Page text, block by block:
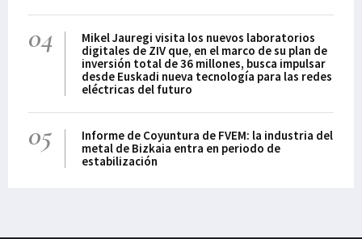
04
Mikel Jauregi visita los nuevos laboratorios
digitales de ZIV que, en el marco de su plan de
inversión total de 36 millones, busca impulsar
desde Euskadi nueva tecnología para las redes
eléctricas del futuro
05
Informe de Coyuntura de FVEM: la industria del
metal de Bizkaia entra en periodo de
estabilización